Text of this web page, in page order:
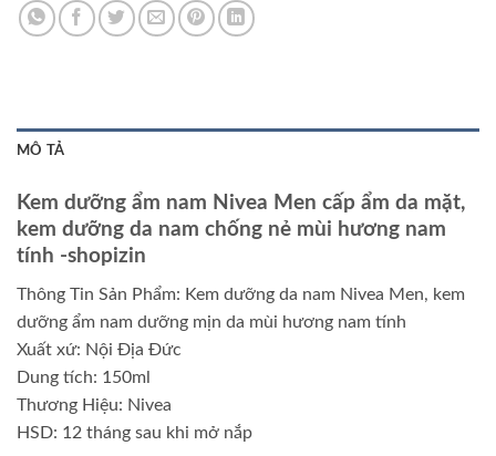
MÔ TẢ
Kem dưỡng ẩm nam Nivea Men cấp ẩm da mặt,
kem dưỡng da nam chống nẻ mùi hương nam
tính -shopizin
Thông Tin Sản Phẩm: Kem dưỡng da nam Nivea Men, kem
dưỡng ẩm nam dưỡng mịn da mùi hương nam tính
Xuất xứ: Nội Địa Đức
Dung tích: 150ml
Thương Hiệu: Nivea
HSD: 12 tháng sau khi mở nắp